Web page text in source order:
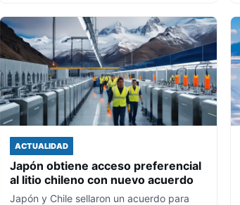
ACTUALIDAD
Japón obtiene acceso preferencial
al litio chileno con nuevo acuerdo
Japón y Chile sellaron un acuerdo para